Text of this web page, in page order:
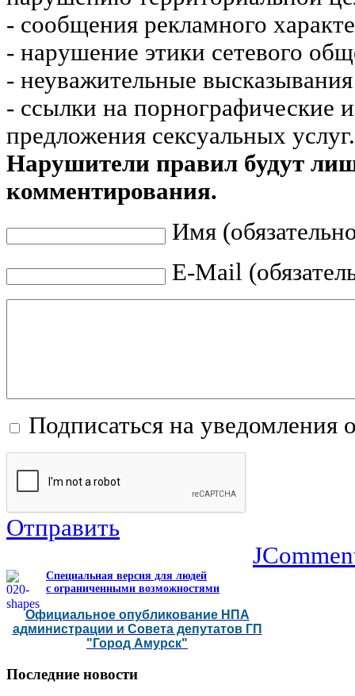
- сообщения рекламного
- нарушение этики сетевого
- неуважительные
- ссылки на порнографические
предложения сексуальных услуг.
Нарушители правил будут
комментирования.
Имя
E-Mail
Подписаться на уведомления
Отправить
Специальная версия для людей
с ограниченными возможностями
Официальное опубликование НПА
администрации и Совета депутатов ГП
"Город Амурск"
Последние новости